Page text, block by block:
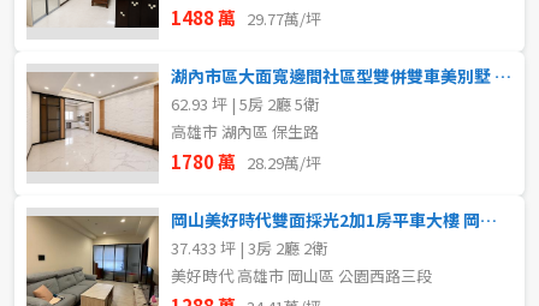
1488 萬 29.77萬/坪
湖內市區大面寬邊間社區型雙併雙車美別墅 岡山區買賣房
62.93 坪 | 5房 2廳 5衛
高雄市 湖內區 保生路
1780 萬 28.29萬/坪
岡山美好時代雙面採光2加1房平車大樓 岡山區買賣房
37.433 坪 | 3房 2廳 2衛
美好時代 高雄市 岡山區 公園西路三段